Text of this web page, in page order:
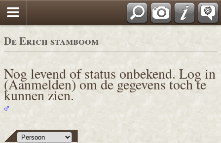
De Erich stamboom
Nog levend of status onbekend. Log in
(Aanmelden) om de gegevens toch te
kunnen zien.